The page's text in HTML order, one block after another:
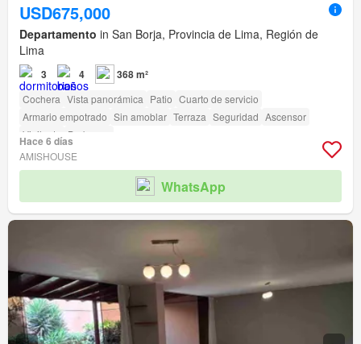
USD675,000
Departamento in San Borja, Provincia de Lima, Región de
Lima
3 4 368 m²
Cochera Vista panorámica Patio Cuarto de servicio
Armario empotrado Sin amoblar Terraza Seguridad Ascensor
Vigilante Barbacoa
Hace 6 días
AMISHOUSE
WhatsApp